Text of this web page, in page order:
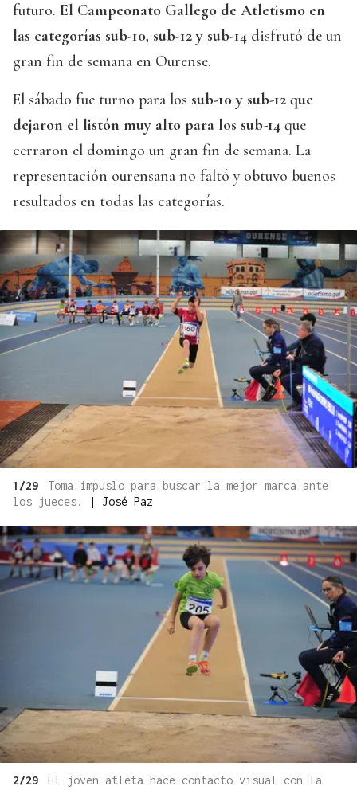
futuro. El Campeonato Gallego de Atletismo en
las categorías sub-10, sub-12 y sub-14 disfrutó de un
gran fin de semana en Ourense.
El sábado fue turno para los sub-10 y sub-12 que
dejaron el listón muy alto para los sub-14 que
cerraron el domingo un gran fin de semana. La
representación ourensana no faltó y obtuvo buenos
resultados en todas las categorías.
1/29
Toma impuslo para buscar la mejor marca ante
los jueces.
| José Paz
2/29
El joven atleta hace contacto visual con la